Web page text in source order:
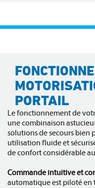
PORTAIL
Le fonctionnement de
une combinaison
solutions de secours bien
utilisation fluide et
de confort considérable
Commande intuitive et
automatique est piloté en